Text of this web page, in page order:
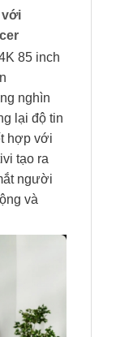
với
85 inch
nghìn
lại độ tin
hợp với
tạo ra
người
và